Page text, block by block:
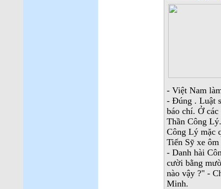
- Việt Nam
- Đúng . Luật
báo chí. Ở
Thần Công
Công Lý mặc
Tiến Sỹ xe
- Danh hài
cười bằng
nào vậy ?" -
Minh.